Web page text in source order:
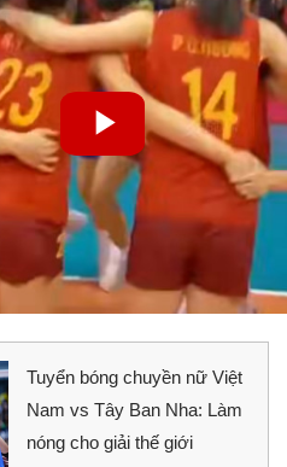
Tuyển bóng chuyền nữ Việt
Nam vs Tây Ban Nha: Làm
nóng cho giải thế giới